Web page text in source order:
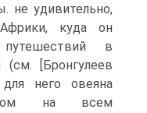
не удивительно,
куда он
в
[Бронгулеев
него овеяна
на всем